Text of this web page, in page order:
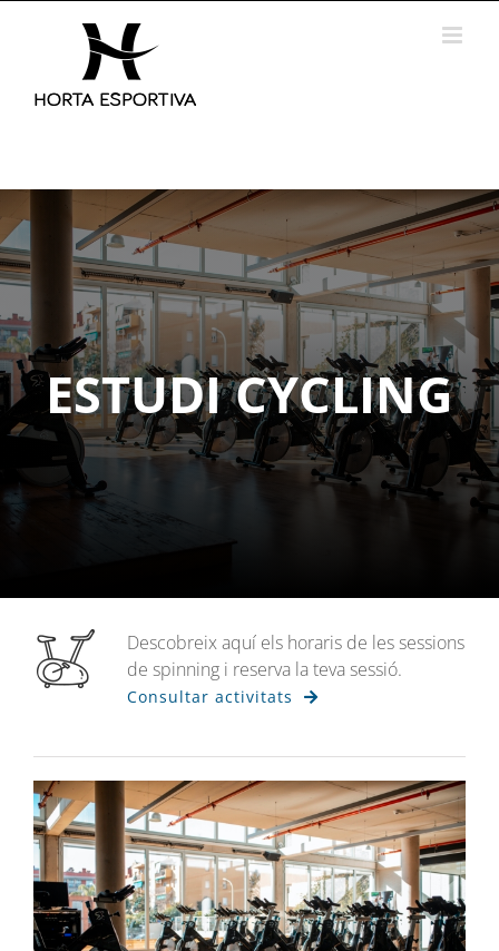
ESTUDI CYCLING
Descobreix aquí els horaris de les sessions
de spinning i reserva la teva sessió.
Consultar activitats